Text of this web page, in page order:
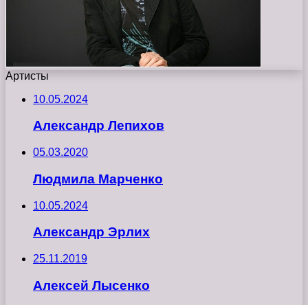
Артисты
10.05.2024
Александр Лепихов
05.03.2020
Людмила Марченко
10.05.2024
Александр Эрлих
25.11.2019
Алексей Лысенко